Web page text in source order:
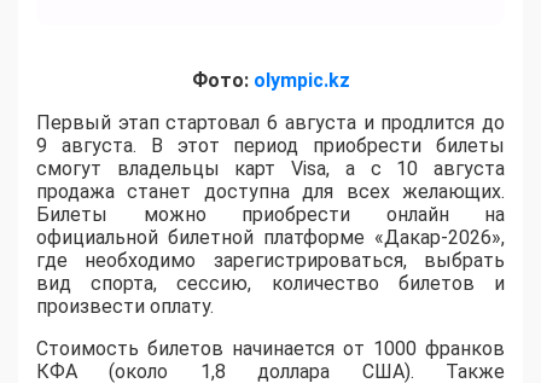
Фото: olympic.kz
Первый этап стартовал 6 августа и продлится до
9 августа. В этот период приобрести билеты
смогут владельцы карт Visa, а с 10 августа
продажа станет доступна для всех желающих.
Билеты можно приобрести онлайн на
официальной билетной платформе «Дакар-2026»,
где необходимо зарегистрироваться, выбрать
вид спорта, сессию, количество билетов и
произвести оплату.
Стоимость билетов начинается от 1000 франков
КФА (около 1,8 доллара США). Также